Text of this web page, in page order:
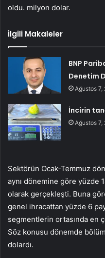
oldu. milyon dolar.
İlgili Makaleler
BNP
Denetim
Ağustos 7,
İncirin
Ağustos 7,
Sektörün Ocak-Temmuz
aynı dönemine göre yüzde
olarak gerçekleşti. Buna
genel ihracattan yüzde 6
segmentlerin ortasında en
Söz konusu dönemde
dolardı.